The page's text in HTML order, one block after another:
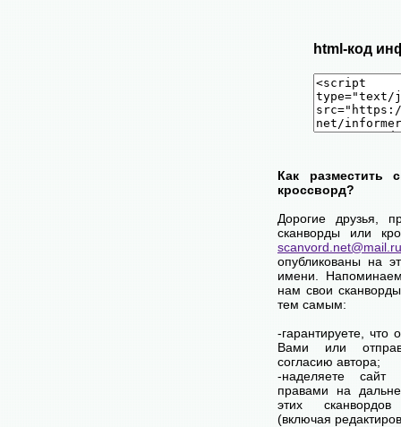
html-код
Как разместить
кроссворд?
Дорогие друзья,
сканворды или
scanvord.net@mail.ru
опубликованы на
имени.
нам свои
тем самым:
-гарантируете, что
Вами или
согласию автора;
-наделяете сайт
правами на
этих
(включая